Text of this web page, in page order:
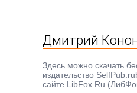
Дмитрий
Здесь можно скачать
издательство
сайте LibFox.Ru